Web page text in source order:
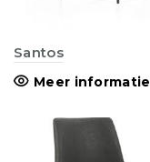
Santos
Meer informatie